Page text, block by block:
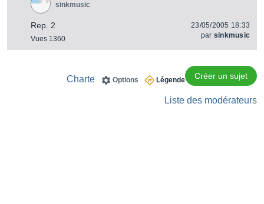
Rep. 2
Vues 1360
sinkmusic
23/05/2005 18:33
par sinkmusic
Créer un sujet
Légende
Options
Charte
Liste des modérateurs